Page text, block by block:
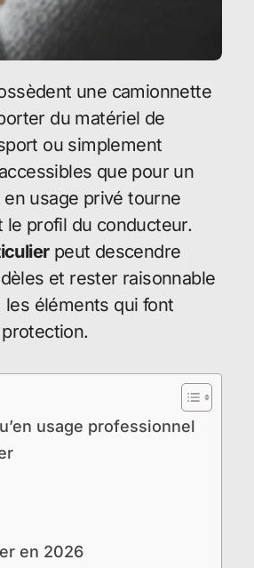
une camionnette
du matériel de
ou simplement
que pour un
usage privé tourne
le profil du conducteur.
peut descendre
et rester raisonnable
éléments qui font
usage professionnel
en 2026